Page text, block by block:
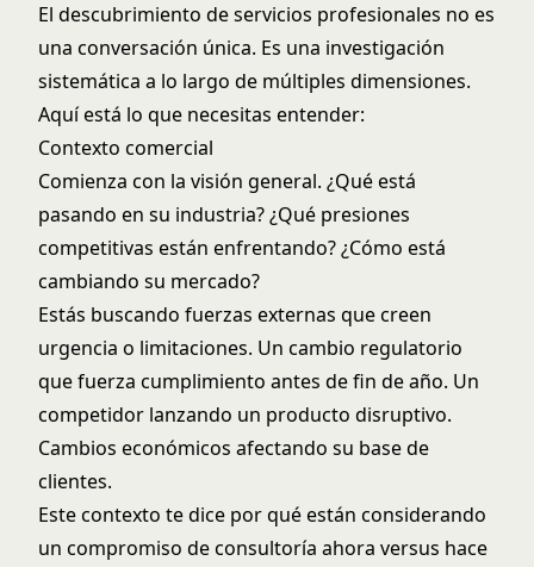
El descubrimiento de servicios profesionales no es
una conversación única. Es una investigación
sistemática a lo largo de múltiples dimensiones.
Aquí está lo que necesitas entender:
Contexto comercial
Comienza con la visión general. ¿Qué está
pasando en su industria? ¿Qué presiones
competitivas están enfrentando? ¿Cómo está
cambiando su mercado?
Estás buscando fuerzas externas que creen
urgencia o limitaciones. Un cambio regulatorio
que fuerza cumplimiento antes de fin de año. Un
competidor lanzando un producto disruptivo.
Cambios económicos afectando su base de
clientes.
Este contexto te dice por qué están considerando
un compromiso de consultoría ahora versus hace